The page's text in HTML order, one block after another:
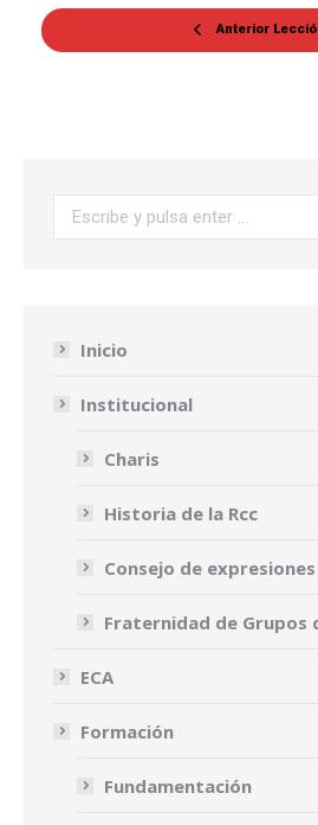
Anterior
Buscar:
Inicio
Institucional
Charis
Historia de la Rcc
Consejo de
Fraternidad de Grupos
ECA
Formación
Fundamentación